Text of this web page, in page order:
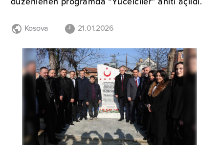
Kosova 21.01.2026